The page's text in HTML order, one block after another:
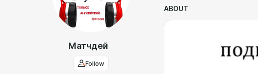
Матчдей
Follow
ABOUT